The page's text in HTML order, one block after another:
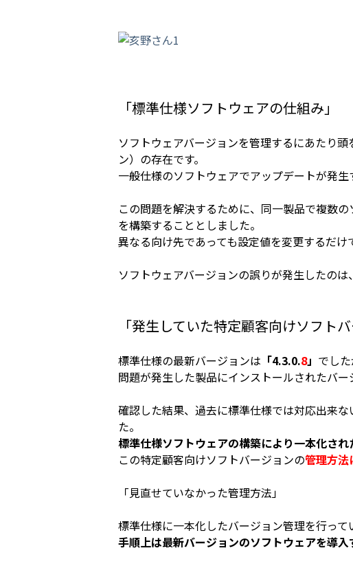
「標準仕様ソフトウェアの仕組み」
ソフトウェアバージョンを管理するにあたり
ン）の存在です。
一般仕様のソフトウェアでアップデートが発
この問題を解決するために、同一製品で複数
を構築することとしました。
異なる向け先であっても設定値を変更するだ
ソフトウェアバージョンの誤りが発生したのは
「発生していた特定顧客向けソフトバ
標準仕様の最新バージョンは 「4.3.0.8」 でした
問題が発生した製品にインストールされたバー
確認した結果、過去に標準仕様では対応出来な
た。
標準仕様ソフトウェアの構築により一本化さ
この特定顧客向けソフトバージョンの管理方法
「見直せていなかった管理方法」
標準仕様に一本化したバージョン管理を行って
手順上は最新バージョンのソフトウェアを導入